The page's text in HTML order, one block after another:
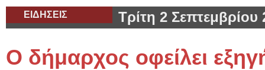
ΕΙΔΗΣΕΙΣ Τρίτη 2 Σεπτεμβρίου
Ο δήμαρχος οφείλει